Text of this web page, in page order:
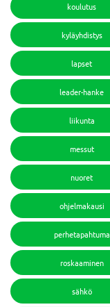
koulutus
kyläyhdistys
lapset
leader-hanke
liikunta
messut
nuoret
ohjelmakausi
perhetapahtuma
roskaaminen
sähkö